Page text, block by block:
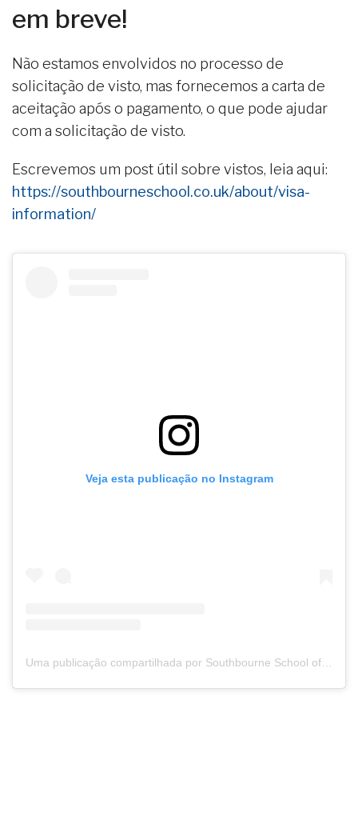
em breve!
Não estamos envolvidos no processo de
solicitação de visto, mas fornecemos a carta de
aceitação após o pagamento, o que pode ajudar
com a solicitação de visto.
Escrevemos um post útil sobre vistos, leia aqui:
https://southbourneschool.co.uk/about/visa-
information/
Veja esta publicação no Instagram
Uma publicação compartilhada por Southbourne School of English (@southbourneschoolofenglish)